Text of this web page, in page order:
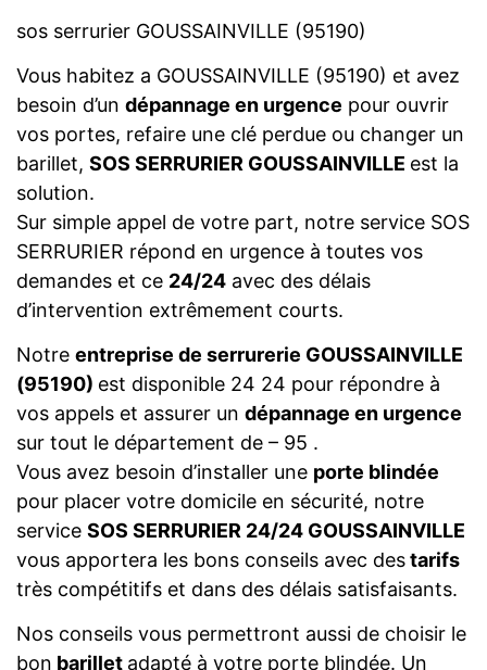
sos serrurier GOUSSAINVILLE (95190)
Vous habitez a GOUSSAINVILLE (95190) et avez
besoin d’un dépannage en urgence pour ouvrir
vos portes, refaire une clé perdue ou changer un
barillet, SOS SERRURIER GOUSSAINVILLE est la
solution.
Sur simple appel de votre part, notre service SOS
SERRURIER répond en urgence à toutes vos
demandes et ce 24/24 avec des délais
d’intervention extrêmement courts.
Notre entreprise de serrurerie GOUSSAINVILLE
(95190) est disponible 24 24 pour répondre à
vos appels et assurer un dépannage en urgence
sur tout le département de – 95 .
Vous avez besoin d’installer une porte blindée
pour placer votre domicile en sécurité, notre
service SOS SERRURIER 24/24 GOUSSAINVILLE
vous apportera les bons conseils avec destarifs
très compétitifs et dans des délais satisfaisants.
Nos conseils vous permettront aussi de choisir le
bon barillet adapté à votre porte blindée. Un